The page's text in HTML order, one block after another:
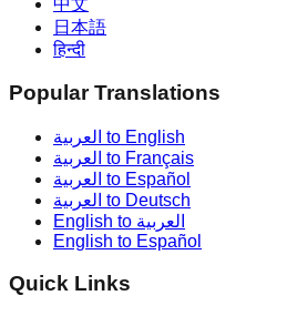
中文
日本語
हिन्दी
Popular Translations
العربية to English
العربية to Français
العربية to Español
العربية to Deutsch
English to العربية
English to Español
Quick Links